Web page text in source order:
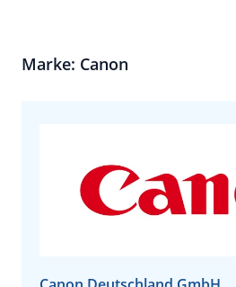
Marke: Canon